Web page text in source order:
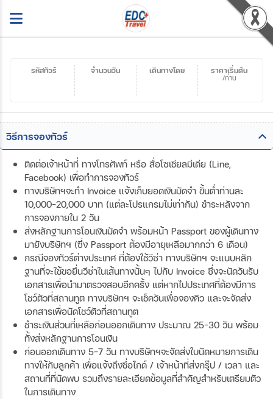
รหัสทัวร์ จำนวนวัน ราคาเริ่มต้น
/ท่าน
เดินทางโดย
วิธีการจองทัวร์
ติดต่อเจ้าหน้าที่ ทางโทรศัพท์ หรือ สื่อโซเชียลมีเดีย (Line,
Facebook) เพื่อทำการจองทัวร์
ทางบริษัทฯจะทำ Invoice แจ้งเก็บยอดเงินมัดจำ ขั้นต่ำท่านละ
10,000-20,000 บาท (แต่ละโปรแกรมไม่เท่ากัน) ชำระหลังจาก
การจองภายใน 2 วัน
ส่งหลักฐานการโอนเงินมัดจำ พร้อมหน้า Passport ของผู้เดินทาง
มายังบริษัทฯ (ซึ่ง Passport ต้องมีอายุเหลือมากกว่า 6 เดือน)
กรณีจองทัวร์ต่างประเทศ ที่ต้องใช้วีซ่า ทางบริษัทฯ จะแนบหลัก
ฐานที่จะใช้ขอยื่นวีซ่าในเส้นทางนั้นๆ ไปกับ Invoice ซึ่งจะนัดวันรับ
เอกสารเพื่อนำมาตรวจสอบอีกครั้ง แต่หากไปประเทศที่ต้องมีการ
โชว์ตัวที่สถานทูต ทางบริษัทฯ จะเช็ควันเพื่อจองคิว และจะจัดส่ง
เอกสารเพื่อนัดโชว์ตัวที่สถานทูต
ชำระเงินส่วนที่เหลือก่อนออกเดินทาง ประมาณ 25-30 วัน พร้อม
ทั้งส่งหลักฐานการโอนเงิน
ก่อนออกเดินทาง 5-7 วัน ทางบริษัทฯจะจัดส่งใบนัดหมายการเดิน
ทางให้กับลูกค้า เพื่อแจ้งถึงชื่อไกด์ / เจ้าหน้าที่ส่งกรุ๊ป / เวลา และ
สถานที่ที่นัดพบ รวมถึงรายละเอียดข้อมูลที่สำคัญสำหรับเตรียมตัว
ในการเดินทาง